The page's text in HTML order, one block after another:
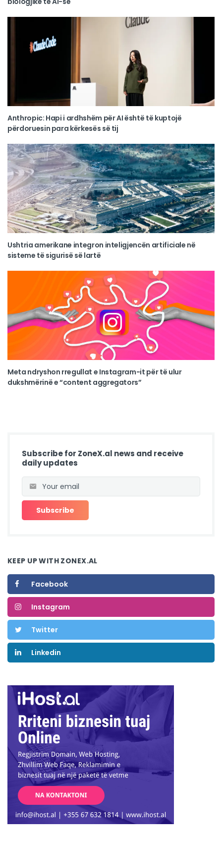
Anthropic: Hapi i ardhshëm për AI është të kuptojë
përdoruesin para kërkesës së tij
Ushtria amerikane integron inteligjencën artificiale në
sisteme të sigurisë së lartë
Meta ndryshon rregullat e Instagram-it për të ulur
dukshmërinë e “content aggregators”
Subscribe for ZoneX.al news and receive
daily updates
KEEP UP WITH ZONEX.AL
Facebook
Instagram
Twitter
Linkedin